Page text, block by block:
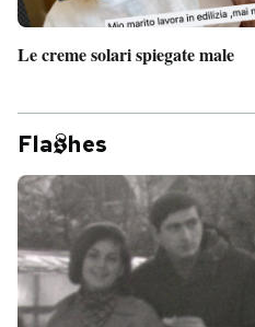
Le creme solari spiegate male
Fla hes